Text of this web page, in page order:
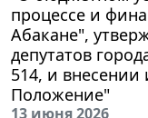
процессе и
Абакане",
депутатов
514, и внесении
Положение"
13 июня 2026